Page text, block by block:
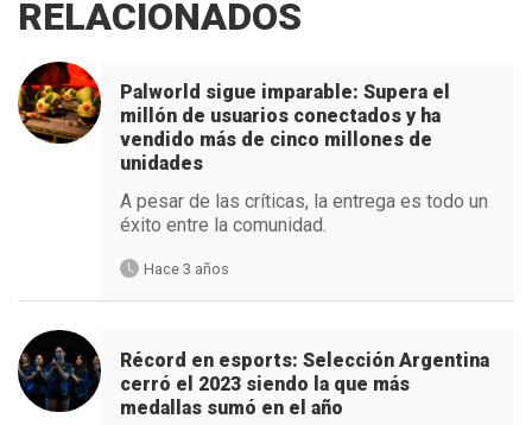
RELACIONADOS
Palworld sigue imparable: Supera el
millón de usuarios conectados y ha
vendido más de cinco millones de
unidades
A pesar de las críticas, la entrega es todo un
éxito entre la comunidad.
Hace 3 años
Récord en esports: Selección Argentina
cerró el 2023 siendo la que más
medallas sumó en el año